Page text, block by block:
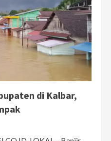
di Kalbar,